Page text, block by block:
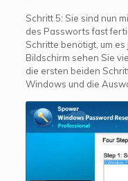
Schritt 5: Sie sind nun
des Passworts fast
Schritte benötigt, um
Bildschirm sehen Sie
die ersten beiden
Windows und die